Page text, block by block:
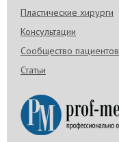
Пластические хирурги
Консультации
Сообщество пациентов
Статьи